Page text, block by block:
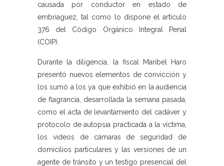
causada por conductor en estado de
embriaguez, tal como lo dispone el artículo
376 del Código Orgánico Integral Penal
(COIP).
Durante la diligencia, la fiscal Maribel Haro
presentó nuevos elementos de convicción y
los sumó a los ya que exhibió en la audiencia
de flagrancia, desarrollada la semana pasada,
como el acta de levantamiento del cadáver y
protocolo de autopsia practicada a la víctima,
los videos de cámaras de seguridad de
domicilios particulares y las versiones de un
agente de tránsito y un testigo presencial del